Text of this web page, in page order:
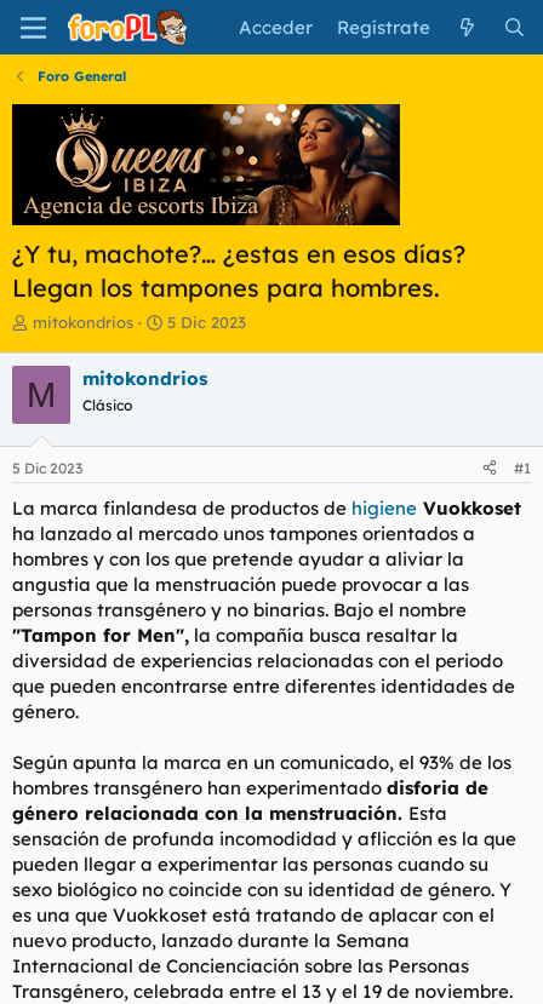
Acceder Regístrate
Foro General
¿Y tu, machote?… ¿estas en esos días?
Llegan los tampones para hombres.
I
i
c
i
a
d
o
d
e
l
t
e
m
a
mitokondrios
F
h
e
i
c
i
o
5 Dic 2023
M mitokondrios
Clásico
5 Dic 2023 #1
La marca finlandesa de productos de higiene Vuokkoset
ha lanzado al mercado unos tampones orientados a
hombres y con los que pretende ayudar a aliviar la
angustia que la menstruación puede provocar a las
personas transgénero y no binarias. Bajo el nombre
"Tampon for Men", la compañía busca resaltar la
diversidad de experiencias relacionadas con el periodo
que pueden encontrarse entre diferentes identidades de
género.
Según apunta la marca en un comunicado, el 93% de los
hombres transgénero han experimentado disforia de
género relacionada con la menstruación. Esta
sensación de profunda incomodidad y aflicción es la que
pueden llegar a experimentar las personas cuando su
sexo biológico no coincide con su identidad de género. Y
es una que Vuokkoset está tratando de aplacar con el
nuevo producto, lanzado durante la Semana
Internacional de Concienciación sobre las Personas
Transgénero, celebrada entre el 13 y el 19 de noviembre.